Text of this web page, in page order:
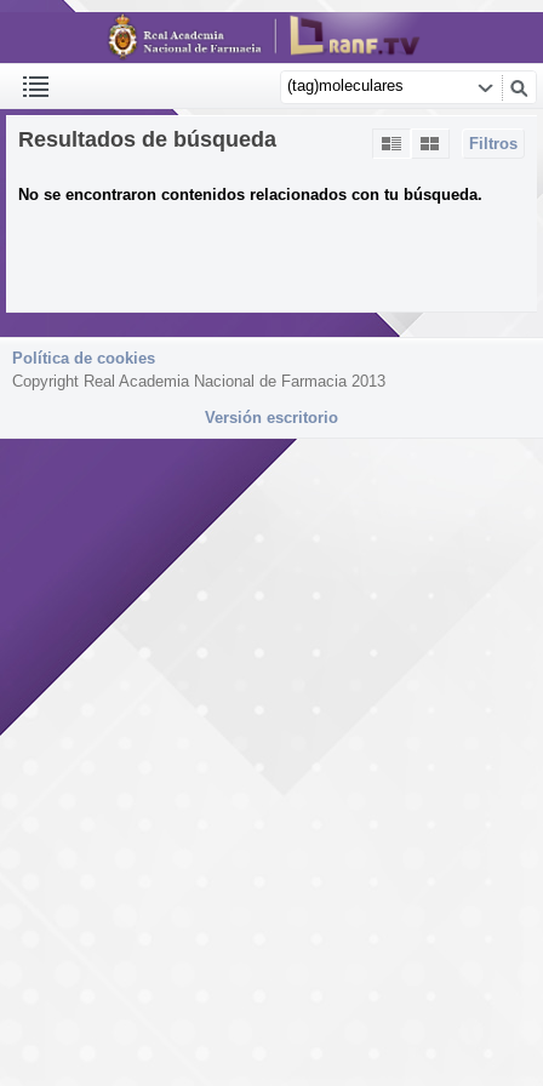
Filtros
Resultados de búsqueda
No se encontraron contenidos relacionados con tu búsqueda.
Política de cookies
Copyright Real Academia Nacional de Farmacia 2013
Versión escritorio